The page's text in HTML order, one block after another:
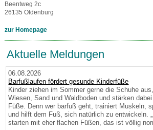
Beentweg 2c
26135 Oldenburg
zur Homepage
Aktuelle Meldungen
06.08.2026
Barfußlaufen fördert gesunde Kinderfüße
Kinder ziehen im Sommer gerne die Schuhe
Wiesen, Sand und Waldboden und stärken
Füße. Denn wer barfuß geht, trainiert Muskeln,
und hilft dem Fuß, sich natürlich zu entwickeln.
starten mit eher flachen Füßen, das ist völlig